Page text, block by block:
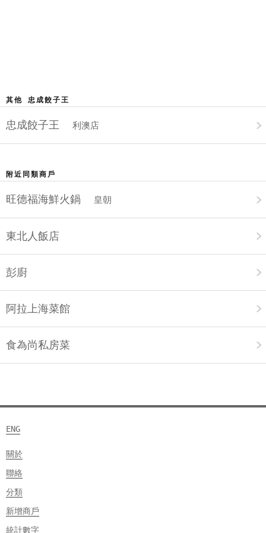
其他 忠成餃子王
忠成餃子王 利澳店
附近同類商戶
旺德福海鮮火鍋 皇朝
東北人飯店
彭廚
阿拉上海菜館
食為尚私房菜
ENG
關於
聯絡
分類
新增商戶
統計數字